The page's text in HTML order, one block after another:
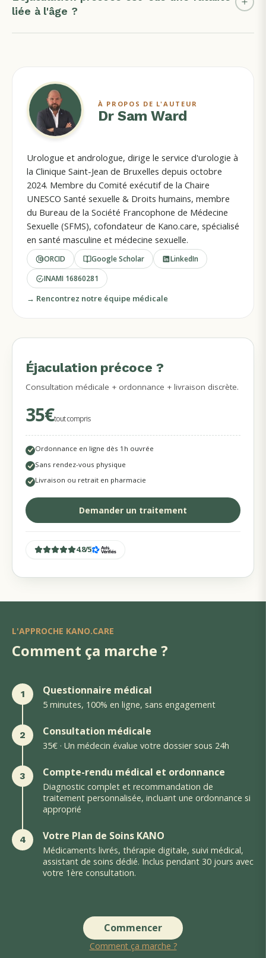
liée à l'âge ?
À PROPOS DE L'AUTEUR
Dr Sam Ward
Urologue et andrologue, dirige le service d'urologie à
la Clinique Saint-Jean de Bruxelles depuis octobre
2024. Membre du Comité exécutif de la Chaire
UNESCO Santé sexuelle & Droits humains, membre
du Bureau de la Société Francophone de Médecine
Sexuelle (SFMS), cofondateur de Kano.care, spécialisé
en santé masculine et médecine sexuelle.
ORCID Google Scholar
LinkedIn
INAMI 16860281
→ Rencontrez notre équipe médicale
MÉDECINS DISPONIBLES
Éjaculation précoce ?
Consultation médicale + ordonnance + livraison discrète.
35€tout compris
Ordonnance en ligne dès 1h ouvrée
Sans rendez-vous physique
Livraison ou retrait en pharmacie
Demander un traitement
4.8/5
L'APPROCHE KANO.CARE
Comment ça marche ?
1 Questionnaire médical
5 minutes, 100% en ligne, sans engagement
2 Consultation médicale
35€ · Un médecin évalue votre dossier sous 24h
3 Compte-rendu médical et ordonnance
Diagnostic complet et recommandation de
traitement personnalisée, incluant une ordonnance si
approprié
4 Votre Plan de Soins KANO
Médicaments livrés, thérapie digitale, suivi médical,
assistant de soins dédié. Inclus pendant 30 jours avec
votre 1ère consultation.
Commencer
Comment ça marche ?